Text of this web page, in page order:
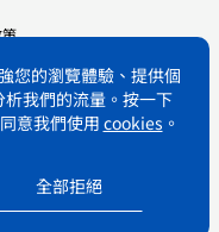
您的瀏覽體驗、提供個
我們的流量。按一下
意我們使用 cookies 。
全部拒絕
港)有限公司
Limited.